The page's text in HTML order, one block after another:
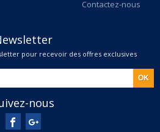
Contactez-nous
pour recevoir des offres exclusives
nous